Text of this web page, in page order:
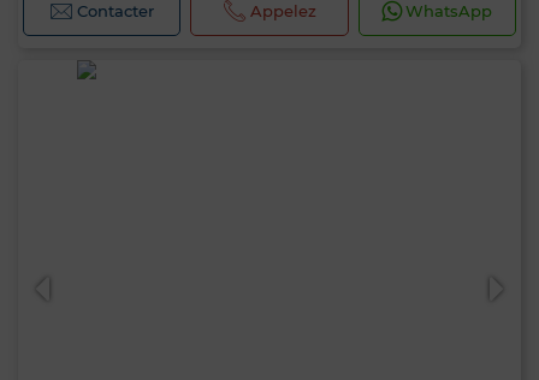
Contacter Appelez WhatsApp